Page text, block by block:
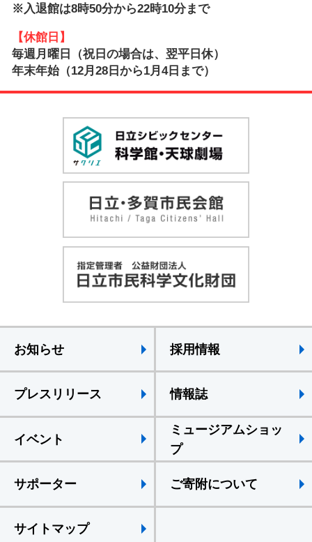
※入退館は8時50分から22時10分まで
【休館日】
毎週月曜日（祝日の場合は、翌平日休）
年末年始（12月28日から1月4日まで）
お知らせ 採用情報
プレスリリース 情報誌
イベント
ミュージアムショッ
プ
サポーター ご寄附について
サイトマップ